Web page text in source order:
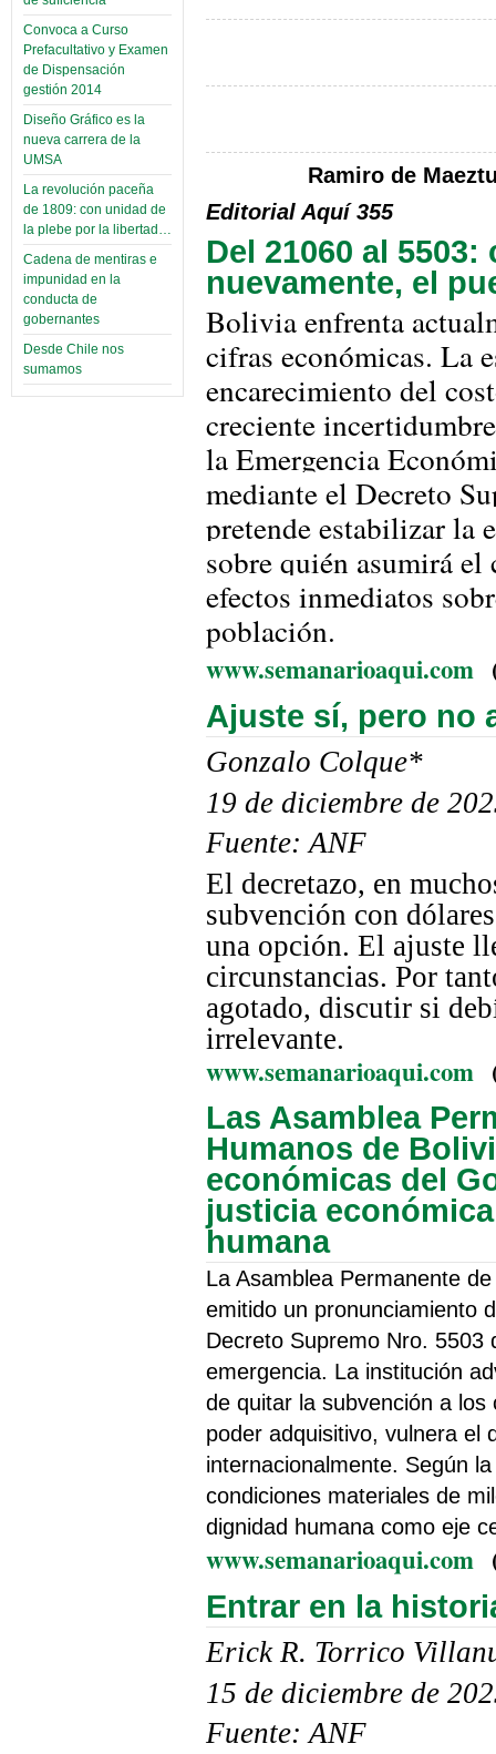
Convoca a Curso
Prefacultativo y Examen
de Dispensación
gestión 2014
Diseño Gráfico es la
nueva carrera de la
UMSA
La revolución paceña
de 1809: con unidad de
la plebe por la libertad…
Cadena de mentiras e
impunidad en la
conducta de
gobernantes
Desde Chile nos
sumamos
Ramiro de
Editorial Aquí 355
Del 21060 al
nuevamente, el
Bolivia enfrenta
cifras económicas. La
encarecimiento del
creciente
la Emergencia
mediante el Decreto
pretende estabilizar la
sobre quién asumirá
efectos inmediatos
población.
www.semanarioaqui.com
Ajuste sí, pero no
Gonzalo Colque*
19 de diciembre de
Fuente: ANF
El decretazo, en
subvención con
una opción. El ajuste
circunstancias. Por
agotado, discutir si
irrelevante.
www.semanarioaqui.com
Las Asamblea
Humanos de
económicas del
justicia
humana
La Asamblea Permanente
emitido un pronunciamiento
Decreto Supremo Nro. 5503
emergencia. La institución
de quitar la subvención a
poder adquisitivo, vulnera el
internacionalmente. Según
condiciones materiales de
dignidad humana como eje
www.semanarioaqui.com
Entrar en la
Erick R. Torrico
15 de diciembre de
Fuente: ANF